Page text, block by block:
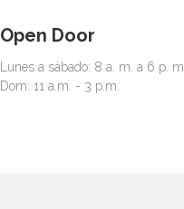
Open Door
Lunes a sábado: 8 a. m. a 6 p. m.
Dom: 11 a.m. - 3 p.m.